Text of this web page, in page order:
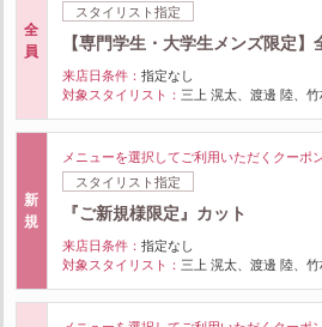
全
員
スタイリスト指定
【専門学生・大学生メンズ限定
来店日条件： 指定なし
対象スタイリスト： 三上 滉太、渡邊 陸、
新
規
メニューを選択してご利用いただくクーポ
スタイリスト指定
『ご新規様限定』カット
来店日条件： 指定なし
対象スタイリスト： 三上 滉太、渡邊 陸、